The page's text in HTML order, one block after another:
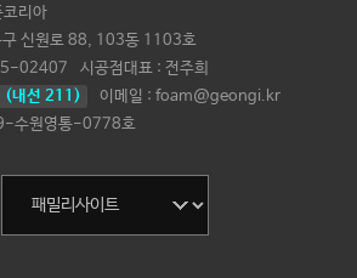
코리아
구 신원로 88, 103동 1103호
02407 시공점대표 : 전주희
내선 211)
이메일 : foam@geongi.kr
수원영통-0778호